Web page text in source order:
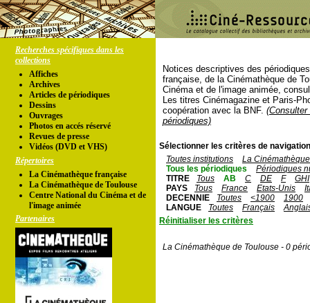
Recherches spécifiques dans les
collections
Affiches
Archives
Articles de périodiques
Dessins
Ouvrages
Photos en accés réservé
Revues de presse
Vidéos (DVD et VHS)
Répertoires
La Cinémathèque française
La Cinémathèque de Toulouse
Centre National du Cinéma et de
l'image animée
Partenaires
Notices descriptives des
française, de la Cinémathèque de
Cinéma et de l'image animée,
Les titres Cinémagazine et Paris-
coopération avec la BNF.
périodiques)
Sélectionner les critères de
Toutes institutions
La
Tous les périodiques
Périodiques
TITRE
Tous AB C DE F
GHI
PAYS
Tous France Etats-Unis
DECENNIE
Toutes <1900
1900
LANGUE
Toutes Français
Réinitialiser les critères
La Cinémathèque de Toulouse - 0